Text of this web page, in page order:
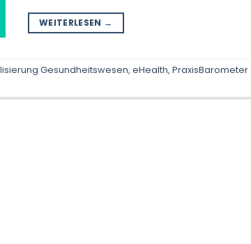
WEITERLESEN →
Gesundheitswesen,eHealth,PraxisBarometer